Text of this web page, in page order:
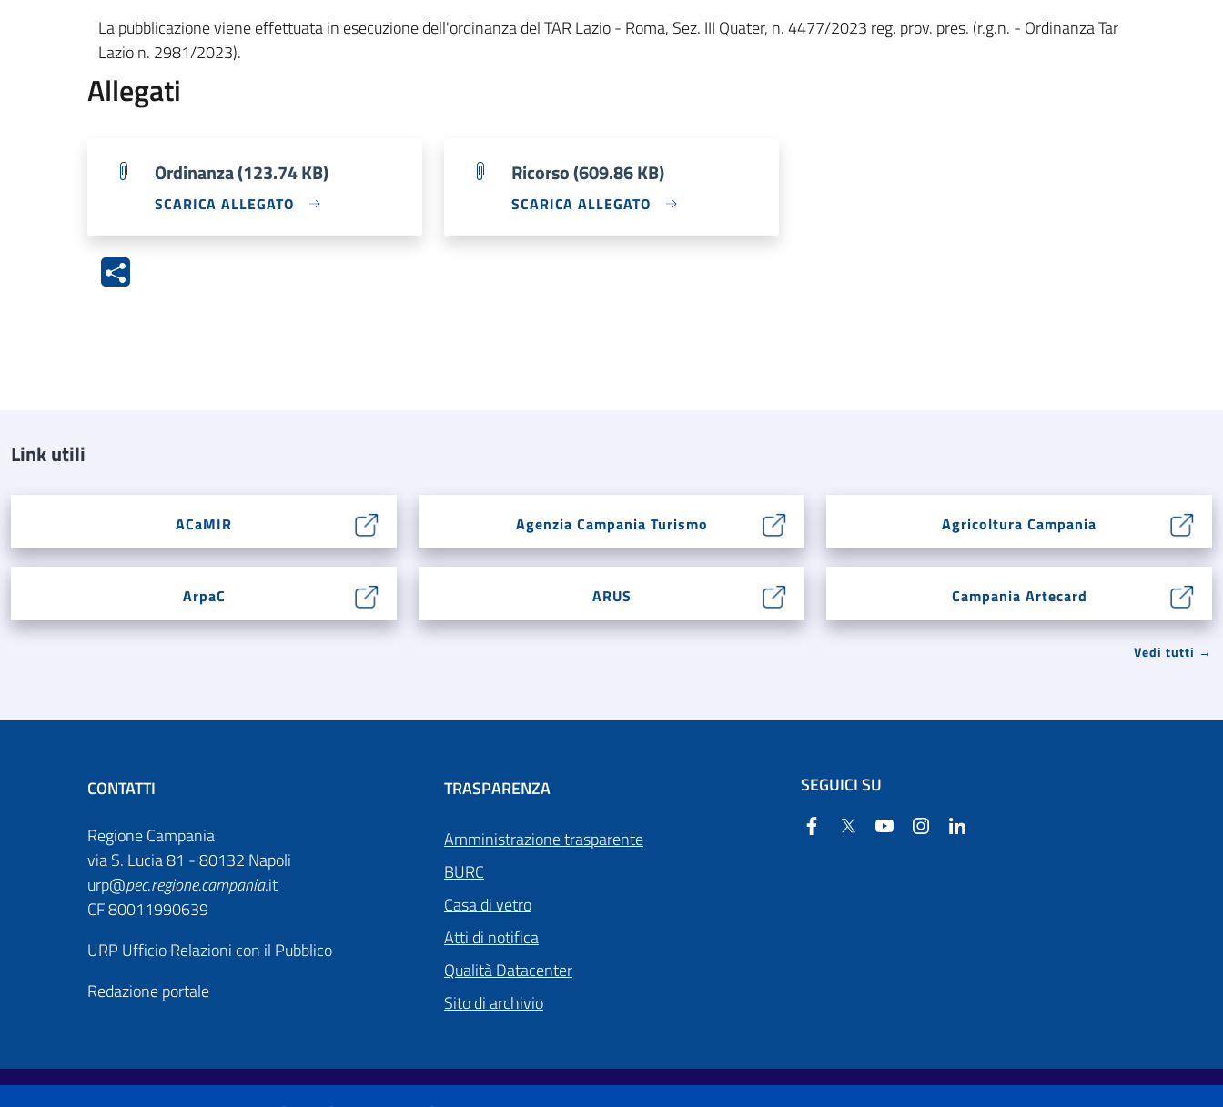
La pubblicazione viene effettuata in esecuzione dell'ordinanza del TAR Lazio - Roma, Sez. III Quater, n. 4477/2023 reg. prov. pres. (r.g.n. - Ordinanza Tar
Lazio n. 2981/2023).
Allegati
Ordinanza (123.74 KB)
SCARICA ALLEGATO
Ricorso (609.86 KB)
SCARICA ALLEGATO
Link utili
ACaMIR Agenzia Campania Turismo Agricoltura Campania
ArpaC ARUS Campania Artecard
Vedi tutti →
CONTATTI
Regione Campania
via S. Lucia 81 - 80132 Napoli
urp@pec.regione.campania.it
CF 80011990639
URP Ufficio Relazioni con il Pubblico
Redazione portale
TRASPARENZA
Amministrazione trasparente
BURC
Casa di vetro
Atti di notifica
Qualità Datacenter
Sito di archivio
SEGUICI SU
Facebook
Twitter YouTube Instagram